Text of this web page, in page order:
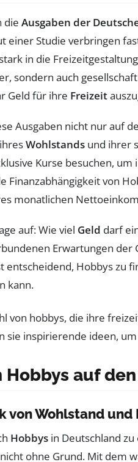
die Ausgaben der
einer Studie verbringen
in die
sondern auch
Geld für ihre Freizeit
Ausgaben nicht nur auf
ihresWohlstands und ihrer
Kurse besuchen,
Finanzabhängigkeit von
monatlichen
auf: Wie viel Geld darf
Erwartungen
entscheidend, Hobbys zu
kann.
Hobbys auf
von Wohlstand
Hobbys in Deutschland
ohne Grund. Mit dem